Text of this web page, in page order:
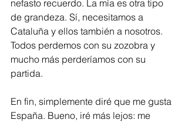
nefasto recuerdo. La mía es otra tipo
de grandeza. Sí, necesitamos a
Cataluña y ellos también a nosotros.
Todos perdemos con su zozobra y
mucho más perderíamos con su
partida.
En fin, simplemente diré que me gusta
España. Bueno, iré más lejos: me